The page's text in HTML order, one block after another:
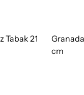
Tabak 21
cm